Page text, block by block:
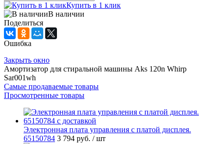
Купить в 1 клик
В наличии
Поделиться
Ошибка
Закрыть окно
Амортизатор для стиральной машины Aks 120n Whirp
Sar001wh
Самые продаваемые товары
Просмотренные товары
Электронная плата управления с платой дисплея.
65150784 3 794 руб. / шт